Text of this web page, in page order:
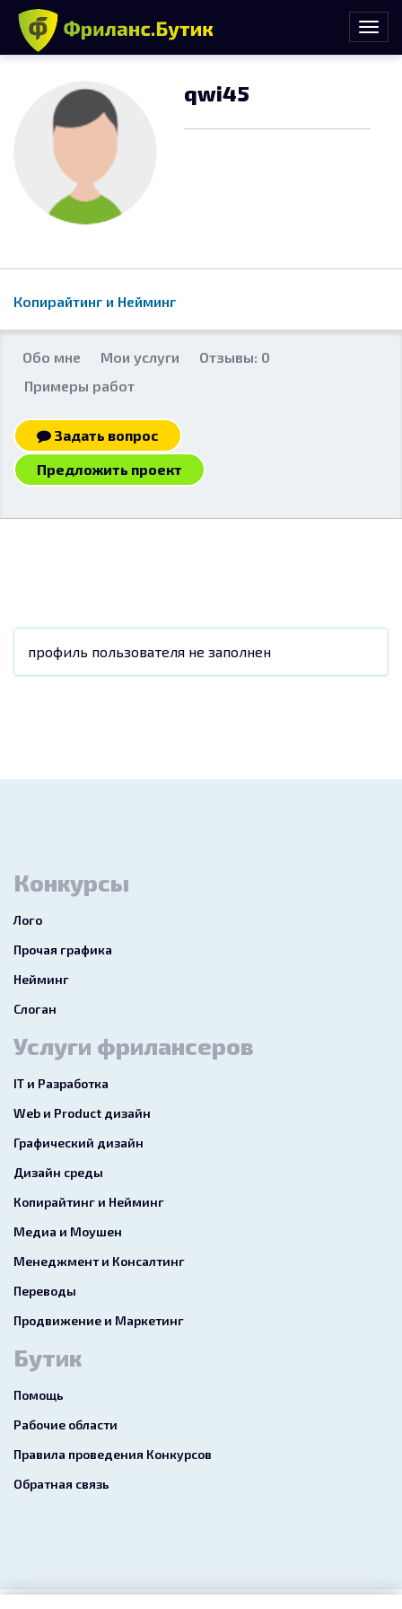
qwi45
Копирайтинг и Нейминг
Обо мне Мои услуги
Отзывы: 0
Примеры работ
Задать вопрос
Предложить проект
профиль пользователя не заполнен
Конкурсы
Лого
Прочая графика
Нейминг
Слоган
Услуги фрилансеров
IT и Разработка
Web и Product дизайн
Графический дизайн
Дизайн среды
Копирайтинг и Нейминг
Медиа и Моушен
Менеджмент и Консалтинг
Переводы
Продвижение и Маркетинг
Бутик
Помощь
Рабочие области
Правила проведения Конкурсов
Обратная связь